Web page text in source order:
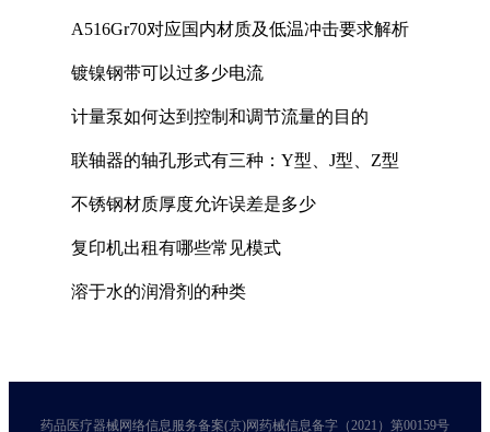
A516Gr70对应国内材质及低温冲击要求解析
镀镍钢带可以过多少电流
计量泵如何达到控制和调节流量的目的
联轴器的轴孔形式有三种：Y型、J型、Z型
不锈钢材质厚度允许误差是多少
复印机出租有哪些常见模式
溶于水的润滑剂的种类
药品医疗器械网络信息服务备案(京)网药械信息备字（2021）第00159号